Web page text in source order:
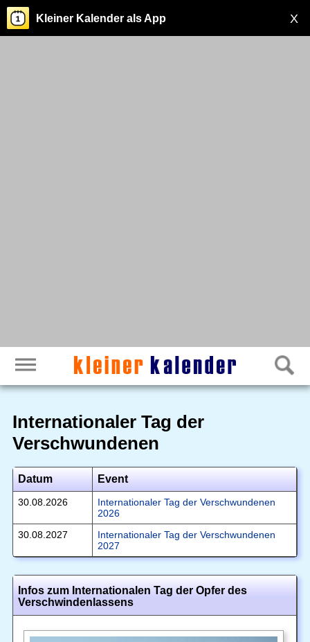
X
Kleiner Kalender als App
Internationaler Tag der
Verschwundenen
Datum Event
30.08.2026
Internationaler Tag der Verschwundenen
2026
30.08.2027
Internationaler Tag der Verschwundenen
2027
Infos zum Internationalen Tag der Opfer des
Verschwindenlassens